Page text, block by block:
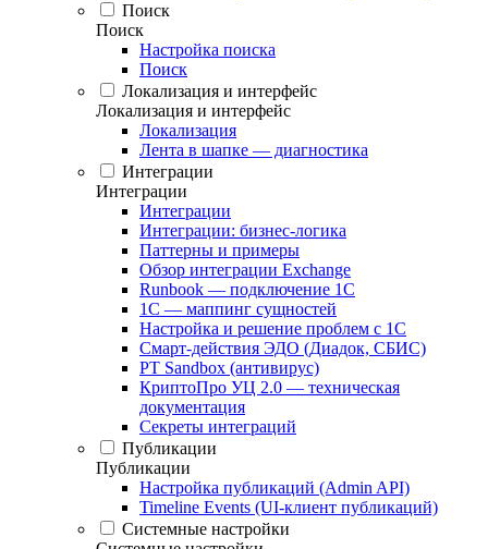
Поиск
Поиск
Настройка поиска
Поиск
Локализация и интерфейс
Локализация и интерфейс
Локализация
Лента в шапке — диагностика
Интеграции
Интеграции
Интеграции
Интеграции: бизнес-логика
Паттерны и примеры
Обзор интеграции Exchange
Runbook — подключение 1С
1С — маппинг сущностей
Настройка и решение проблем с 1С
Смарт-действия ЭДО (Диадок, СБИС)
PT Sandbox (антивирус)
КриптоПро УЦ 2.0 — техническая
документация
Секреты интеграций
Публикации
Публикации
Настройка публикаций (Admin API)
Timeline Events (UI-клиент публикаций)
Системные настройки